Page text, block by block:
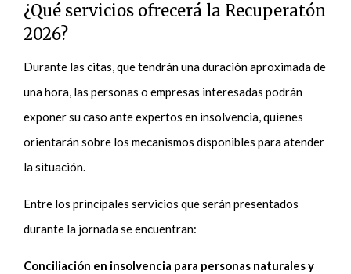
¿Qué servicios ofrecerá la Recuperatón
2026?
Durante las citas, que tendrán una duración aproximada de
una hora, las personas o empresas interesadas podrán
exponer su caso ante expertos en insolvencia, quienes
orientarán sobre los mecanismos disponibles para atender
la situación.
Entre los principales servicios que serán presentados
durante la jornada se encuentran:
Conciliación en insolvencia para personas naturales y